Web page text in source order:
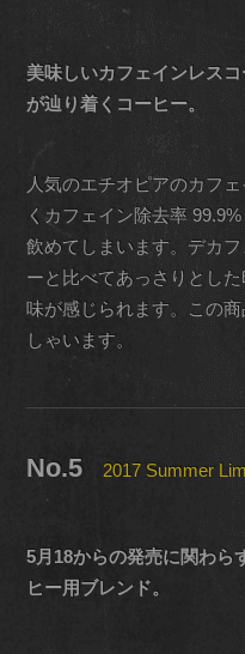
美味しいカフェインレス
が辿り着くコーヒー。
人気のエチオピアのカフ
くカフェイン除去率
飲めてしまいます。デカ
ーと比べてあっさりとし
味が感じられます。この
しゃいます。
No.5 2017 Summer
5月18からの発売に関わら
ヒー用ブレンド。